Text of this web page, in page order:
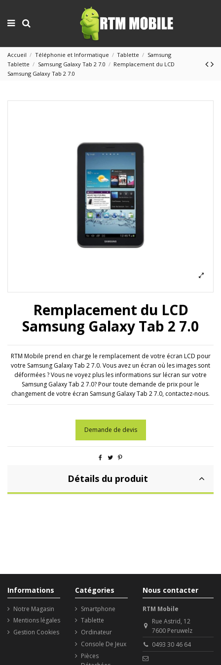
Accueil Téléphonie et Informatique Tablette
Samsung
Tablette
Samsung Galaxy Tab 2 7.0
Remplacement du LCD
Samsung Galaxy Tab 2 7.0
Remplacement du LCD
Samsung Galaxy Tab 2 7.0
RTM Mobile prend en charge le remplacement de votre écran LCD pour
votre Samsung Galaxy Tab 2 7.0. Vous avez un écran où les images sont
déformées ? Vous ne voyez plus les informations sur lécran sur votre
Samsung Galaxy Tab 2 7.0? Pour toute demande de prix pour le
changement de votre écran Samsung Galaxy Tab 2 7.0, contactez-nous.
Demande de devis
Détails du produit
Informations
Notre Magasin
Mentions légales
Gestion Cookies
Catégories
Smartphone
Tablette
Ordinateur
Console De Jeux
Pièces
Nous contacter
RTM Mobile
Rue Astrid, 12
7600 Peruwelz
0493 30 46 64